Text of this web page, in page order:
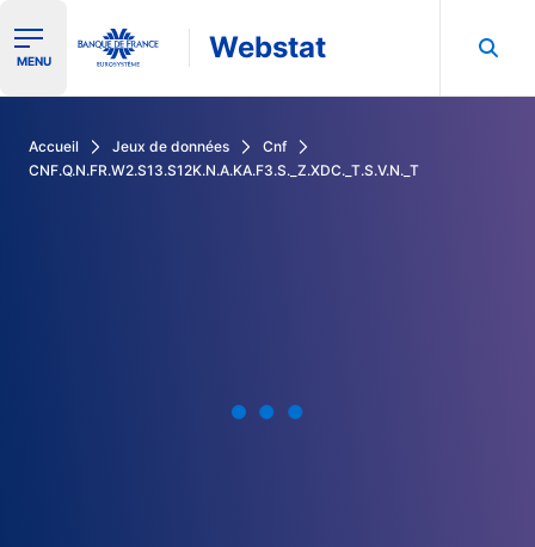
Ouvrir le menu de navigation
MENU Webstat
Accueil Jeux de données
Cnf
CNF.Q.N.FR.W2.S13.S12K.N.A.KA.F3.S._Z.XDC._T.S.V.N._T